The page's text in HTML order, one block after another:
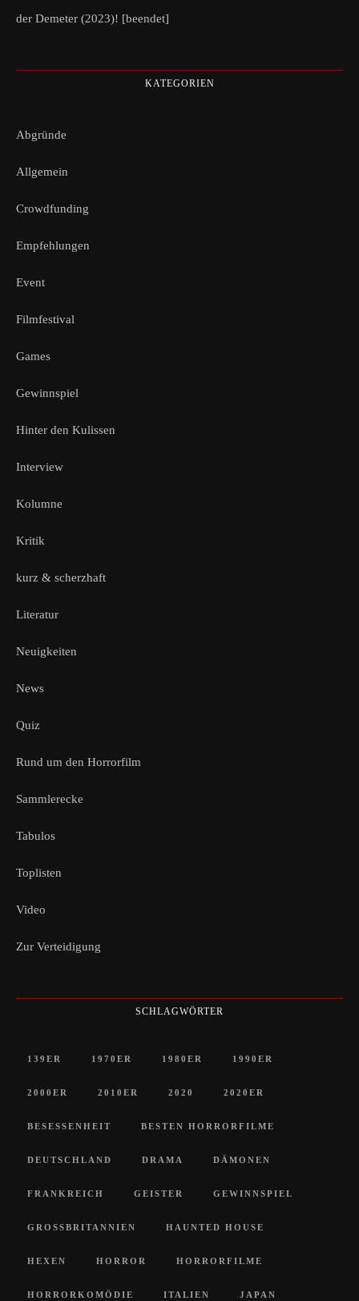
der Demeter (2023)! [beendet]
KATEGORIEN
Abgründe
Allgemein
Crowdfunding
Empfehlungen
Event
Filmfestival
Games
Gewinnspiel
Hinter den Kulissen
Interview
Kolumne
Kritik
kurz & scherzhaft
Literatur
Neuigkeiten
News
Quiz
Rund um den Horrorfilm
Sammlerecke
Tabulos
Toplisten
Video
Zur Verteidigung
SCHLAGWÖRTER
139ER 1970ER 1980ER 1990ER
2000ER 2010ER 2020 2020ER
BESESSENHEIT BESTEN HORRORFILME
DEUTSCHLAND DRAMA DÄMONEN
FRANKREICH GEISTER GEWINNSPIEL
GROSSBRITANNIEN HAUNTED HOUSE
HEXEN HORROR HORRORFILME
HORRORKOMÖDIE ITALIEN JAPAN